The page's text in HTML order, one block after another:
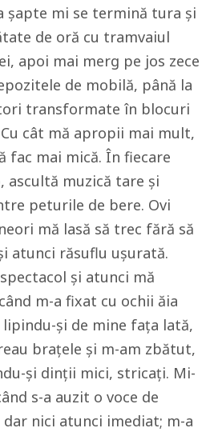
șapte mi se termină tura și
de oră cu tramvaiul
apoi mai merg pe jos zece
de mobilă, până la
transformate în blocuri
cât mă apropii mai mult,
fac mai mică. În fiecare
ascultă muzică tare și
peturile de bere. Ovi
mă lasă să trec fără să
atunci răsuflu ușurată.
și atunci mă
m-a fixat cu ochii ăia
și de mine fața lată,
brațele și m-am zbătut,
și dinții mici, stricați. Mi-
s-a auzit o voce de
nici atunci imediat; m-a